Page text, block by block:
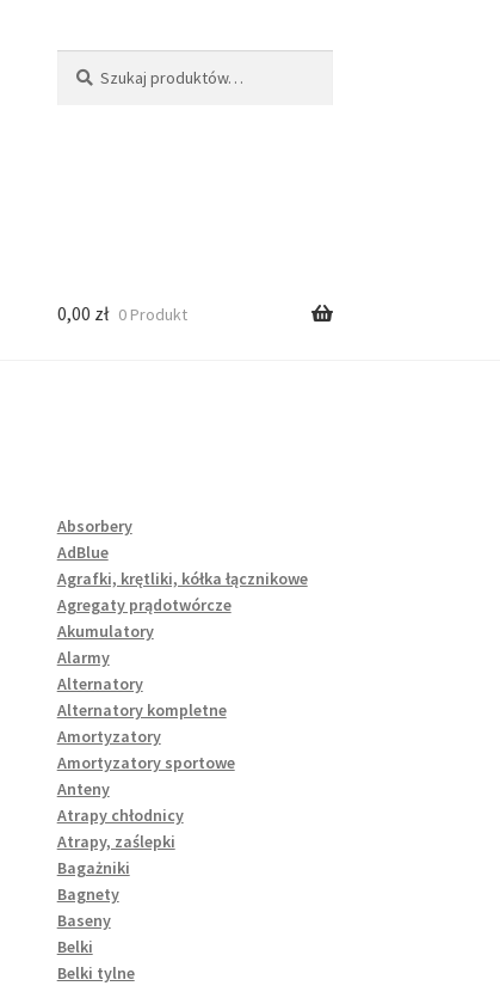
0,00 zł 0 Produkt
Absorbery
AdBlue
Agrafki, krętliki, kółka łącznikowe
Agregaty prądotwórcze
Akumulatory
Alarmy
Alternatory
Alternatory kompletne
Amortyzatory
Amortyzatory sportowe
Anteny
Atrapy chłodnicy
Atrapy, zaślepki
Bagażniki
Bagnety
Baseny
Belki
Belki tylne